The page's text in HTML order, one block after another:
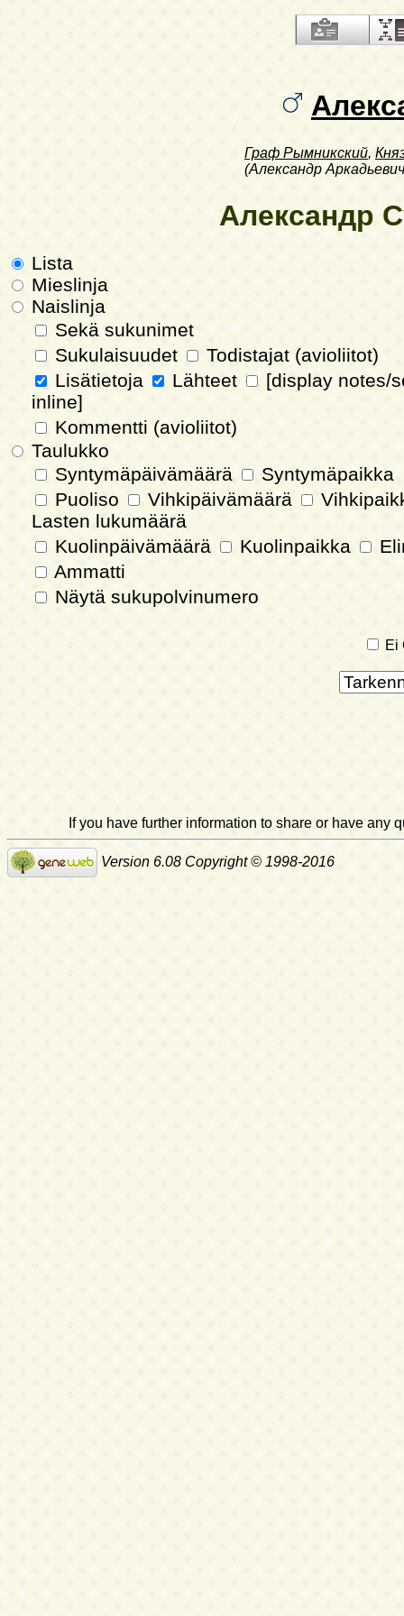
Граф Рымникский,
(Александр
Александр
Lista
Mieslinja
Naislinja
Sekä sukunimet
Sukulaisuudet
Todistajat (avioliitot)
Lisätietoja
Lähteet
[display notes/
inline]
Kommentti (avioliitot)
Taulukko
Syntymäpäivämäärä
Syntymäpaikka
Puoliso
Vihkipäivämäärä
Lasten lukumäärä
Kuolinpäivämäärä
Kuolinpaikka
Ammatti
Näytä sukupolvinumero
Ei
If you have further information to share or have
Version 6.08 Copyright © 1998-2016